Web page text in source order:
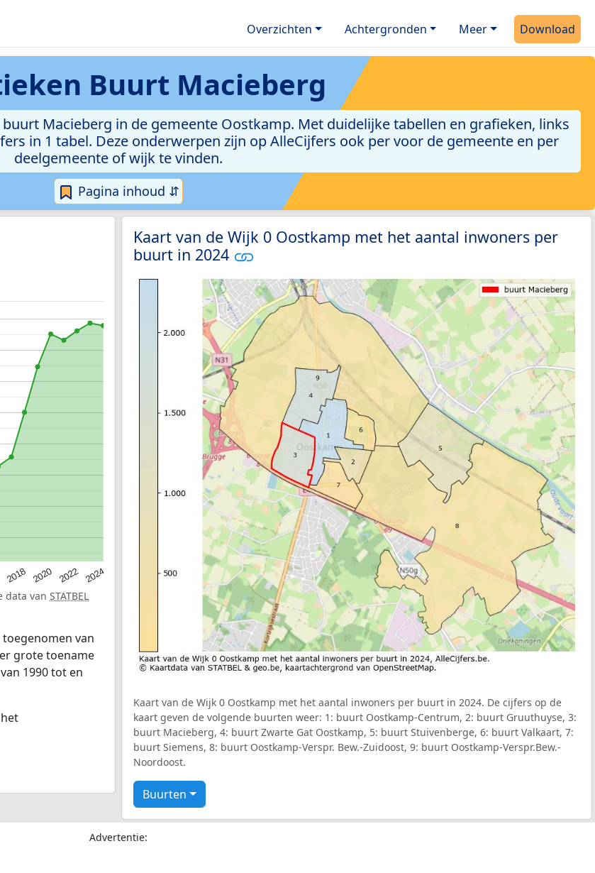
Overzichten Achtergronden Meer Download
Buurt Macieberg
Macieberg in de gemeente Oostkamp. Met duidelijke tabellen en grafieken, links
in 1 tabel. Deze onderwerpen zijn op AlleCijfers ook per voor de gemeente en per
deelgemeente of wijk te vinden.
Pagina inhoud ⇵
2018 2020 2022 2024
data van STATBEL
van
grote toename
1990 tot en
Kaart van de Wijk 0 Oostkamp met het aantal inwoners per
buurt in 2024
Kaart van de Wijk 0 Oostkamp met het aantal inwoners per buurt in 2024. De cijfers op de
kaart geven de volgende buurten weer: 1: buurt Oostkamp-Centrum, 2: buurt Gruuthuyse, 3:
buurt Macieberg, 4: buurt Zwarte Gat Oostkamp, 5: buurt Stuivenberge, 6: buurt Valkaart, 7:
buurt Siemens, 8: buurt Oostkamp-Verspr. Bew.-Zuidoost, 9: buurt Oostkamp-Verspr.Bew.-
Noordoost.
Buurten
Advertentie: